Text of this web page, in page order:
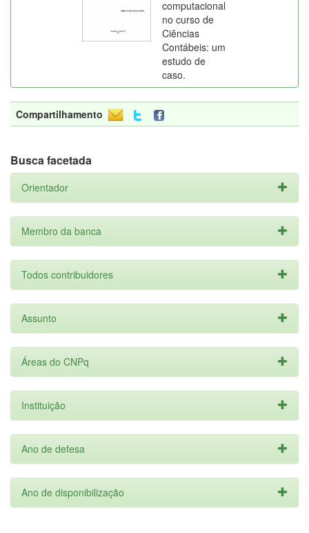
computacional
no curso de
Ciências
Contábeis: um
estudo de
caso.
Compartilhamento
Busca facetada
Orientador
Membro da banca
Todos contribuidores
Assunto
Áreas do CNPq
Instituição
Ano de defesa
Ano de disponibilização